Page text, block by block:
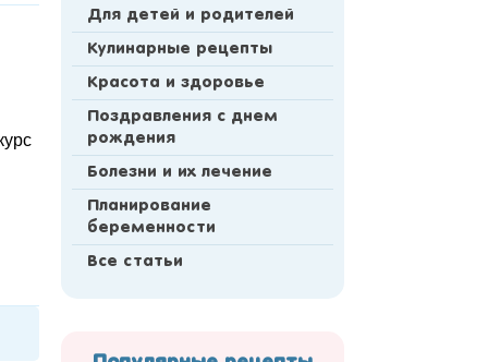
Для детей и родителей
Кулинарные рецепты
Красота и здоровье
Поздравления с днем
рождения
Болезни и их лечение
Планирование
беременности
Все статьи